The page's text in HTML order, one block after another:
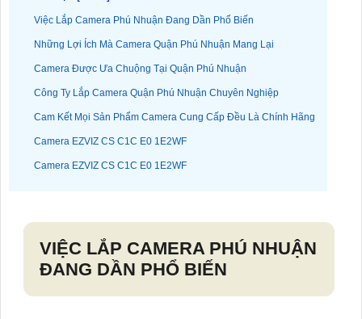
VẤN
DỊCH
Việc Lắp Camera Phú Nhuận Đang Dần Phổ Biến
Những Lợi Ích Mà Camera Quận Phú Nhuận Mang Lại
Camera Được Ưa Chuộng Tại Quận Phú Nhuận
Công Ty Lắp Camera Quận Phú Nhuận Chuyên Nghiệp
Cam Kết Mọi Sản Phẩm Camera Cung Cấp Đều Là Chính Hãng
Camera EZVIZ CS C1C E0 1E2WF
Camera EZVIZ CS C1C E0 1E2WF
VIỆC LẮP CAMERA PHÚ NHUẬN
ĐANG DẦN PHỔ BIẾN